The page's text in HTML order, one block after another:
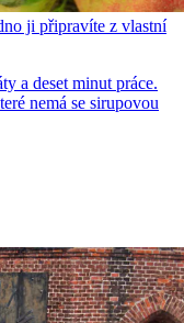
ji připravíte z vlastní
a deset minut práce.
nemá se sirupovou